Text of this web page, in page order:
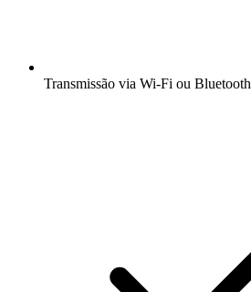
Transmissão via Wi-Fi ou Bluetooth